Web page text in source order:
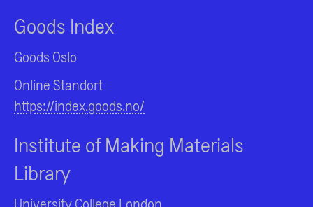
Goods Index
Goods Oslo
Online Standort
https://index.goods.no/
Institute of Making Materials
Library
University College London